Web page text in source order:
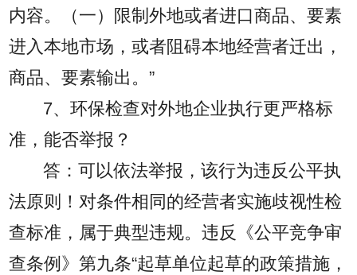
内容。（一）限制外地或者进口商品、要素
进入本地市场，或者阻碍本地经营者迁出，
商品、要素输出。”
7、环保检查对外地企业执行更严格标
准，能否举报？
答：可以依法举报，该行为违反公平执
法原则！对条件相同的经营者实施歧视性检
查标准，属于典型违规。违反《公平竞争审
查条例》第九条“起草单位起草的政策措施，